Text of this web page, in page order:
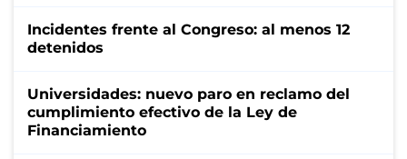
Incidentes frente al Congreso: al menos 12
detenidos
Universidades: nuevo paro en reclamo del
cumplimiento efectivo de la Ley de
Financiamiento